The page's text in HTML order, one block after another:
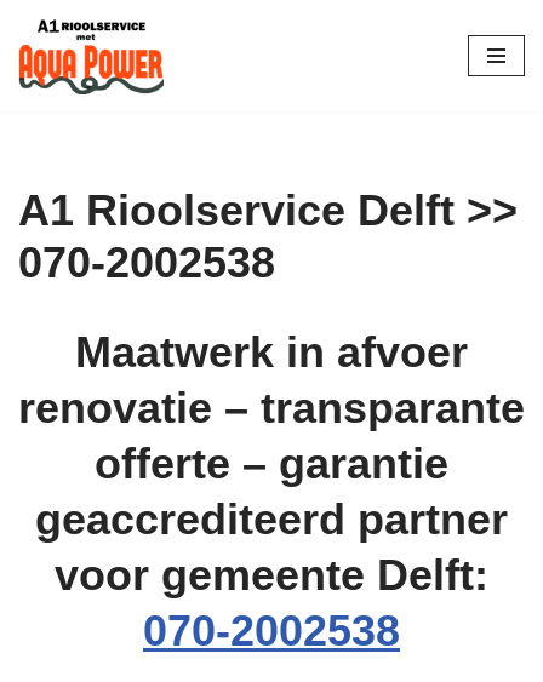
Skip
to
A1 Rioolservice Delft >>
070-2002538
Maatwerk in afvoer
renovatie – transparante
offerte – garantie
geaccrediteerd partner
voor gemeente Delft:
070-2002538